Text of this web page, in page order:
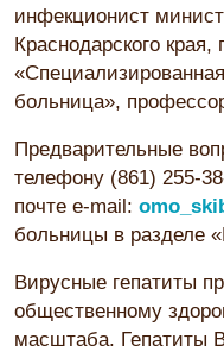
инфекционист
Краснодарского
больница»,
Предварительные
телефону (861) 255-
почте e-mail:
больницы в разделе
Вирусные гепатиты
общественному
масштаба. Гепатиты